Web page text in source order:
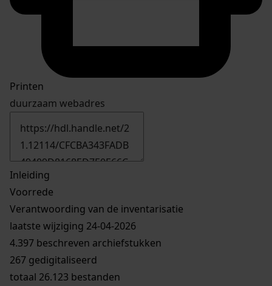
Printen
duurzaam webadres
Inleiding
Voorrede
Verantwoording van de inventarisatie
laatste wijziging 24-04-2026
4.397 beschreven archiefstukken
267 gedigitaliseerd
totaal 26.123 bestanden